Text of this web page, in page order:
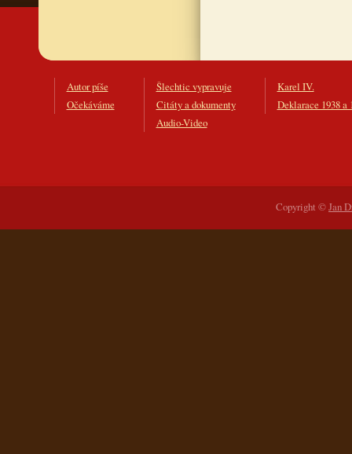
Autor píše
Očekáváme
Šlechtic vypravuje
Citáty a dokumenty
Audio-Video
Karel IV.
Deklarace 1938 a
Copyright ©Jan